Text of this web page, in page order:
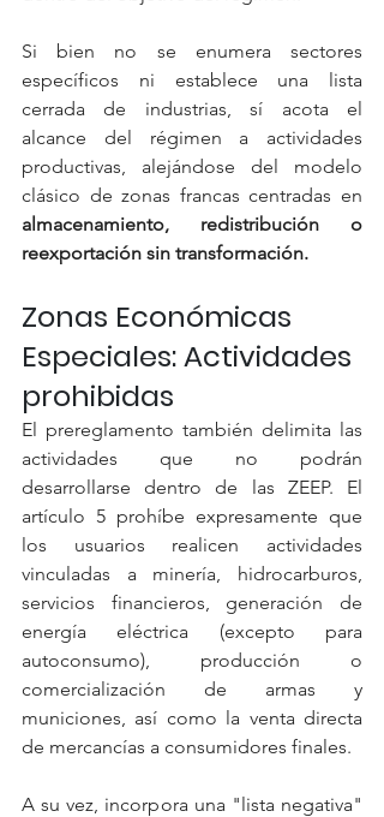
Si bien no se enumera sectores
específicos ni establece una lista
cerrada de industrias, sí acota el
alcance del régimen a actividades
productivas, alejándose del modelo
almacenamiento, redistribución o
reexportación sin transformación.
Zonas Económicas
Especiales: Actividades
prohibidas
El prereglamento también delimita las
actividades que no podrán
desarrollarse dentro de las ZEEP. El
artículo 5 prohíbe expresamente que
los usuarios realicen actividades
vinculadas a minería, hidrocarburos,
servicios financieros, generación de
energía eléctrica (excepto para
autoconsumo), producción o
comercialización de armas y
municiones, así como la venta directa
de mercancías a consumidores finales.
A su vez, incorpora una "lista negativa"